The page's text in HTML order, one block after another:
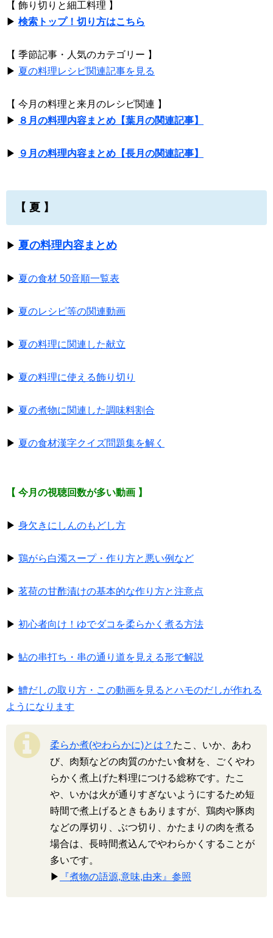
【 飾り切りと細工料理 】
▶ 検索トップ！切り方はこちら
【 季節記事・人気のカテゴリー 】
▶ 夏の料理レシピ関連記事を見る
【 今月の料理と来月のレシピ関連 】
▶ ８月の料理内容まとめ【葉月の関連記事】
▶ ９月の料理内容まとめ【長月の関連記事】
【 夏 】
▶ 夏の料理内容まとめ
▶ 夏の食材 50音順一覧表
▶ 夏のレシピ等の関連動画
▶ 夏の料理に関連した献立
▶ 夏の料理に使える飾り切り
▶ 夏の煮物に関連した調味料割合
▶ 夏の食材漢字クイズ問題集を解く
【 今月の視聴回数が多い動画 】
▶ 身欠きにしんのもどし方
▶ 鶏がら白濁スープ・作り方と悪い例など
▶ 茗荷の甘酢漬けの基本的な作り方と注意点
▶ 初心者向け！ゆでダコを柔らかく煮る方法
▶ 鮎の串打ち・串の通り道を見える形で解説
▶ 鱧だしの取り方・この動画を見るとハモのだしが作れる
ようになります
柔らか煮(やわらかに)とは？ たこ、いか、あわ
び、肉類などの肉質のかたい食材を、ごくやわ
らかく煮上げた料理につける総称です。たこ
や、いかは火が通りすぎないようにするため短
時間で煮上げるときもありますが、鶏肉や豚肉
などの厚切り、ぶつ切り、かたまりの肉を煮る
場合は、長時間煮込んでやわらかくすることが
多いです。
▶
『煮物の語源,意味,由来』参照